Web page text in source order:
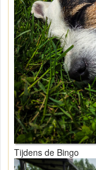
Tijdens de Bingo